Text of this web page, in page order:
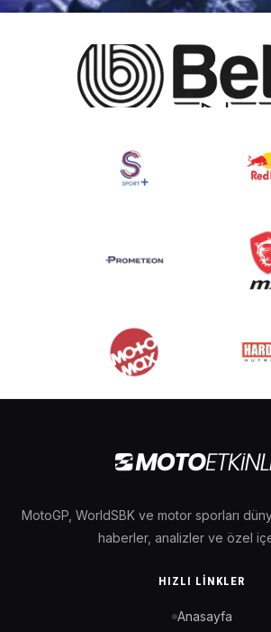
MotoGP, WorldSBK ve motor sporları
haberler, analizler ve özel
HIZLI LINKLER
Anasayfa